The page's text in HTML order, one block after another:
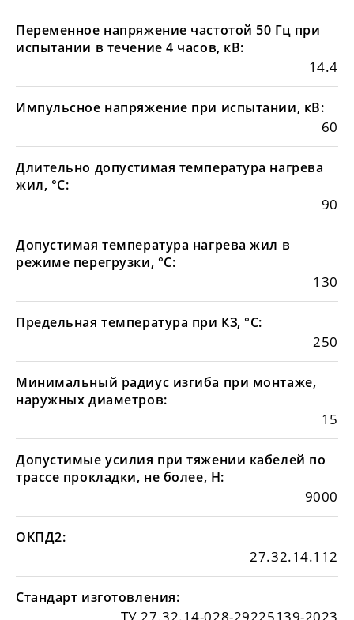
Переменное напряжение частотой 50 Гц при
испытании в течение 4 часов, кВ:
14.4
Импульсное напряжение при испытании, кВ:
60
Длительно допустимая температура нагрева
жил, °С:
90
Допустимая температура нагрева жил в
режиме перегрузки, °С:
130
Предельная температура при КЗ, °С:
250
Минимальный радиус изгиба при монтаже,
наружных диаметров:
15
Допустимые усилия при тяжении кабелей по
трассе прокладки, не более, Н:
9000
ОКПД2:
27.32.14.112
Стандарт изготовления: